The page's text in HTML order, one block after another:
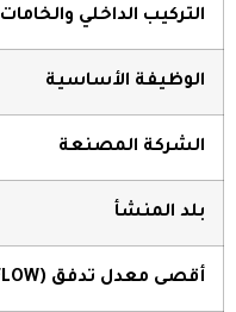
التركيب الداخلي والخامات
الوظيفة الأساسية
الشركة المصنعة
بلد المنشأ
أقصى معدل تدفق (MAXIMUM FLOW)